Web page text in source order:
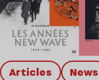
Articles news